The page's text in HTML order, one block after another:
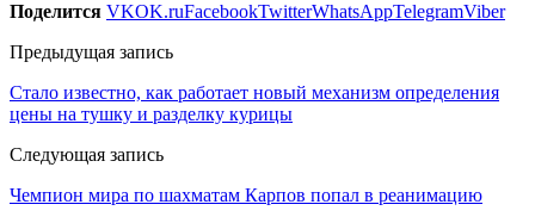
Поделится VKOK.ruFacebookTwitterWhatsAppTelegramViber
Предыдущая запись
Стало известно, как работает новый механизм определения
цены на тушку и разделку курицы
Следующая запись
Чемпион мира по шахматам Карпов попал в реанимацию